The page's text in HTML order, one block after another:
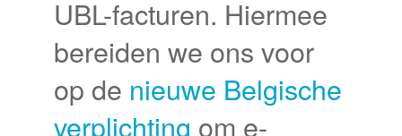
UBL-facturen. Hiermee
bereiden we ons voor
op de nieuwe Belgische
verplichting om e-